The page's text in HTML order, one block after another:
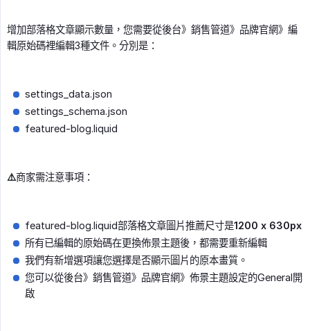
增加部落格文章顯示數量，您需要從後台》銷售管道》品牌官網》編
輯原始碼裡編輯3種文件。分別是：
settings_data.json
settings_schema.json
featured-blog.liquid
⚠️商家需注意事項：
featured-blog.liquid部落格文章圖片推薦尺寸是1200 x 630px
所有已編輯的原始碼在更換佈景主題後，都需要重新編輯
我們有新增選項讓您選擇是否顯示圖片的原本畫質。
您可以從後台》銷售管道》品牌官網》佈景主題設定的General開
啟